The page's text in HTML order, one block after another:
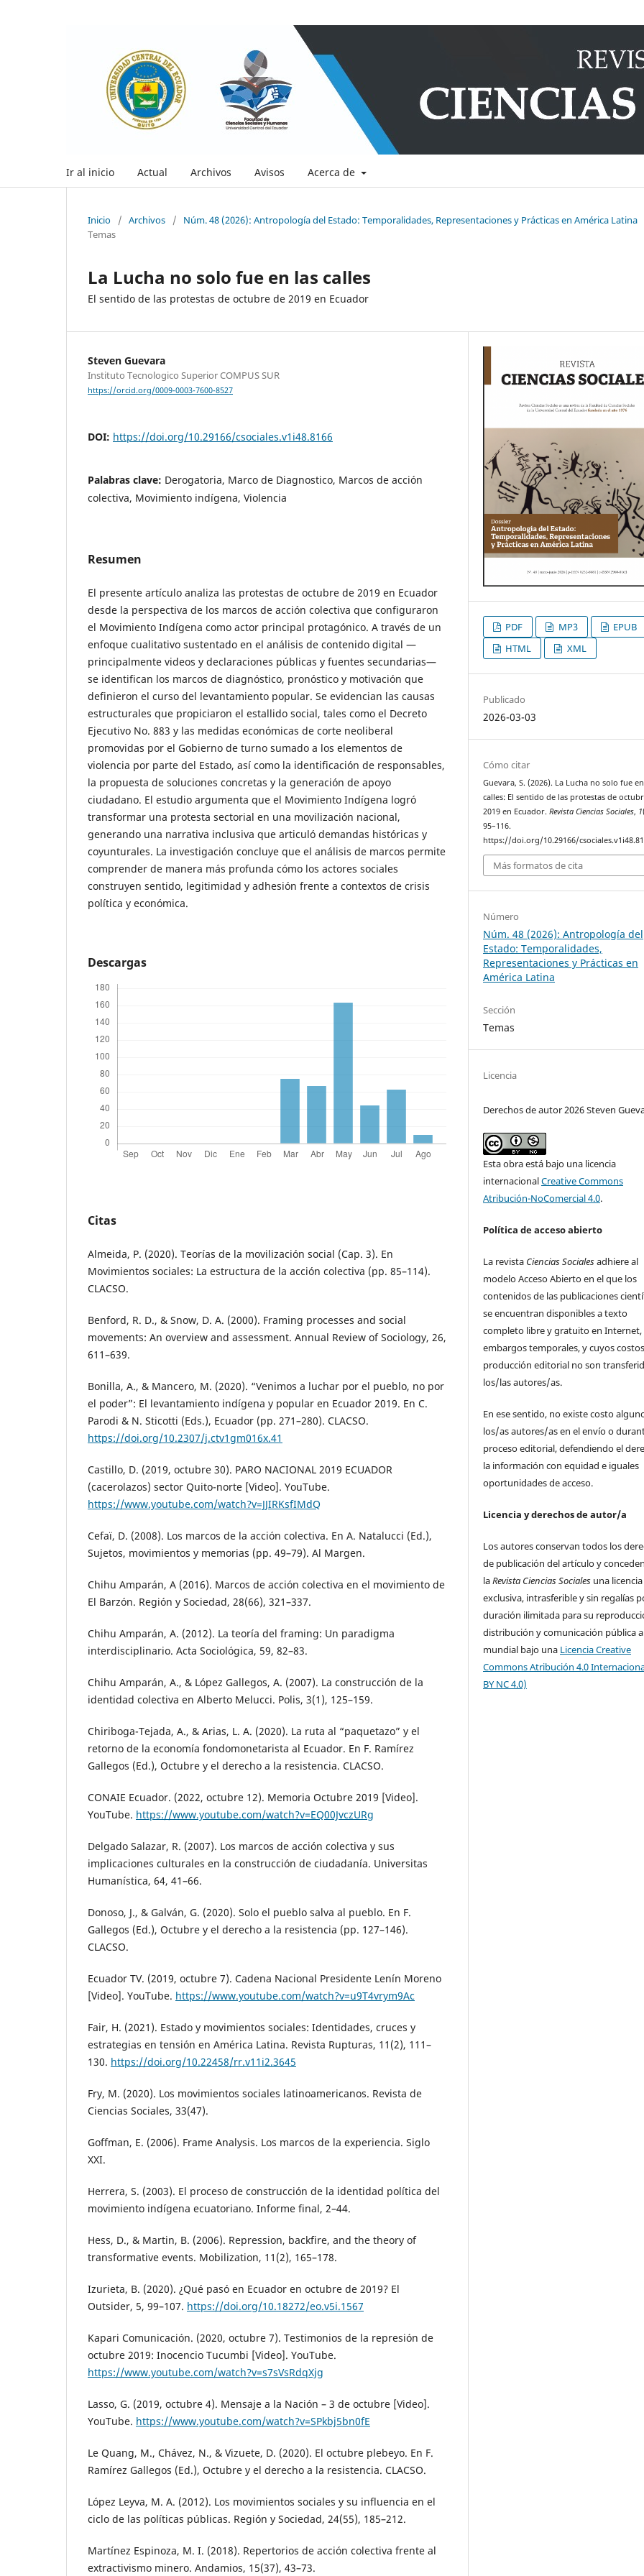
Ir al inicio Actual Archivos Avisos Acerca de
Inicio / Archivos /
Núm. 48 (2026): Antropología del Estado: Temporalidades, Representaciones y Prácticas en América Latina
Temas
La Lucha no solo fue en las calles
El sentido de las protestas de octubre de 2019 en Ecuador
Steven Guevara
Instituto Tecnologico Superior COMPUS SUR
https://orcid.org/0009-0003-7600-8527
DOI: https://doi.org/10.29166/csociales.v1i48.8166
Palabras clave: Derogatoria, Marco de Diagnostico, Marcos de acción
colectiva, Movimiento indígena, Violencia
Resumen
El presente artículo analiza las protestas de octubre de 2019 en Ecuador
desde la perspectiva de los marcos de acción colectiva que configuraron
el Movimiento Indígena como actor principal protagónico. A través de un
enfoque cualitativo sustentado en el análisis de contenido digital —
principalmente videos y declaraciones públicas y fuentes secundarias—
se identifican los marcos de diagnóstico, pronóstico y motivación que
definieron el curso del levantamiento popular. Se evidencian las causas
estructurales que propiciaron el estallido social, tales como el Decreto
Ejecutivo No. 883 y las medidas económicas de corte neoliberal
promovidas por el Gobierno de turno sumado a los elementos de
violencia por parte del Estado, así como la identificación de responsables,
la propuesta de soluciones concretas y la generación de apoyo
ciudadano. El estudio argumenta que el Movimiento Indígena logró
transformar una protesta sectorial en una movilización nacional,
generando una narrativa inclusiva que articuló demandas históricas y
coyunturales. La investigación concluye que el análisis de marcos permite
comprender de manera más profunda cómo los actores sociales
construyen sentido, legitimidad y adhesión frente a contextos de crisis
política y económica.
Descargas
Citas
Almeida, P. (2020). Teorías de la movilización social (Cap. 3). En
Movimientos sociales: La estructura de la acción colectiva (pp. 85–114).
CLACSO.
Benford, R. D., & Snow, D. A. (2000). Framing processes and social
movements: An overview and assessment. Annual Review of Sociology, 26,
611–639.
Bonilla, A., & Mancero, M. (2020). “Venimos a luchar por el pueblo, no por
el poder”: El levantamiento indígena y popular en Ecuador 2019. En C.
Parodi & N. Sticotti (Eds.), Ecuador (pp. 271–280). CLACSO.
https://doi.org/10.2307/j.ctv1gm016x.41
Castillo, D. (2019, octubre 30). PARO NACIONAL 2019 ECUADOR
(cacerolazos) sector Quito-norte [Video]. YouTube.
https://www.youtube.com/watch?v=JJIRKsfIMdQ
Cefaï, D. (2008). Los marcos de la acción colectiva. En A. Natalucci (Ed.),
Sujetos, movimientos y memorias (pp. 49–79). Al Margen.
Chihu Amparán, A (2016). Marcos de acción colectiva en el movimiento de
El Barzón. Región y Sociedad, 28(66), 321–337.
Chihu Amparán, A. (2012). La teoría del framing: Un paradigma
interdisciplinario. Acta Sociológica, 59, 82–83.
Chihu Amparán, A., & López Gallegos, A. (2007). La construcción de la
identidad colectiva en Alberto Melucci. Polis, 3(1), 125–159.
Chiriboga-Tejada, A., & Arias, L. A. (2020). La ruta al “paquetazo” y el
retorno de la economía fondomonetarista al Ecuador. En F. Ramírez
Gallegos (Ed.), Octubre y el derecho a la resistencia. CLACSO.
CONAIE Ecuador. (2022, octubre 12). Memoria Octubre 2019 [Video].
YouTube. https://www.youtube.com/watch?v=EQ00JvczURg
Delgado Salazar, R. (2007). Los marcos de acción colectiva y sus
implicaciones culturales en la construcción de ciudadanía. Universitas
Humanística, 64, 41–66.
Donoso, J., & Galván, G. (2020). Solo el pueblo salva al pueblo. En F.
Gallegos (Ed.), Octubre y el derecho a la resistencia (pp. 127–146).
CLACSO.
Ecuador TV. (2019, octubre 7). Cadena Nacional Presidente Lenín Moreno
[Video]. YouTube. https://www.youtube.com/watch?v=u9T4vrym9Ac
Fair, H. (2021). Estado y movimientos sociales: Identidades, cruces y
estrategias en tensión en América Latina. Revista Rupturas, 11(2), 111–
130. https://doi.org/10.22458/rr.v11i2.3645
Fry, M. (2020). Los movimientos sociales latinoamericanos. Revista de
Ciencias Sociales, 33(47).
Goffman, E. (2006). Frame Analysis. Los marcos de la experiencia. Siglo
XXI.
Herrera, S. (2003). El proceso de construcción de la identidad política del
movimiento indígena ecuatoriano. Informe final, 2–44.
Hess, D., & Martin, B. (2006). Repression, backfire, and the theory of
transformative events. Mobilization, 11(2), 165–178.
Izurieta, B. (2020). ¿Qué pasó en Ecuador en octubre de 2019? El
Outsider, 5, 99–107. https://doi.org/10.18272/eo.v5i.1567
Kapari Comunicación. (2020, octubre 7). Testimonios de la represión de
octubre 2019: Inocencio Tucumbi [Video]. YouTube.
https://www.youtube.com/watch?v=s7sVsRdqXjg
Lasso, G. (2019, octubre 4). Mensaje a la Nación – 3 de octubre [Video].
YouTube. https://www.youtube.com/watch?v=SPkbj5bn0fE
Le Quang, M., Chávez, N., & Vizuete, D. (2020). El octubre plebeyo. En F.
Ramírez Gallegos (Ed.), Octubre y el derecho a la resistencia. CLACSO.
López Leyva, M. A. (2012). Los movimientos sociales y su influencia en el
ciclo de las políticas públicas. Región y Sociedad, 24(55), 185–212.
Martínez Espinoza, M. I. (2018). Repertorios de acción colectiva frente al
extractivismo minero. Andamios, 15(37), 43–73.
PDF MP3
EPUB
HTML
XML
Publicado
2026-03-03
Cómo citar
Guevara, S. (2026). La Lucha no solo fue
calles: El sentido de las protestas de
2019 en Ecuador.Revista Ciencias Sociales, 1
95–116.
https://doi.org/10.29166/
Más formatos de cita
Número
Núm. 48 (2026): Antropología del
Estado: Temporalidades,
Representaciones y Prácticas en
América Latina
Sección
Temas
Licencia
Derechos de autor 2026 Steven
Esta obra está bajo una licencia
internacionalCreative Commons
Atribución-NoComercial 4.0.
Política de acceso abierto
La revista Ciencias Socialesadhiere al
modelo Acceso Abierto en el que los
contenidos de las publicaciones
se encuentran disponibles a texto
completo libre y gratuito en Internet,
embargos temporales, y cuyos
producción editorial no son
los/las autores/as.
En ese sentido, no existe costo
los/as autores/as en el envío o
proceso editorial, defendiendo el
la información con equidad e iguales
oportunidades de acceso.
Licencia y derechos de autor/a
Los autores conservan todos los
de publicación del artículo y
laRevista Ciencias Sociales una
exclusiva, intrasferible y sin regalías
duración ilimitada para su
distribución y comunicación pública
mundial bajo una Licencia Creative
Commons Atribución 4.0
BY NC 4.0)